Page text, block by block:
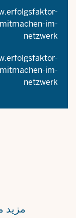
im-
netzwerk
im-
netzwerk
مزيد